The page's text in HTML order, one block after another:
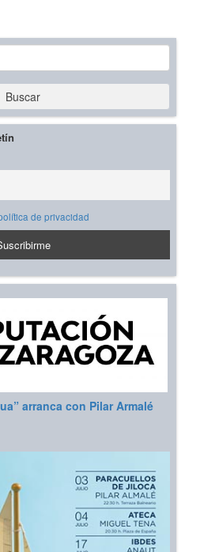
Buscar
de privacidad
arranca con Pilar Armalé